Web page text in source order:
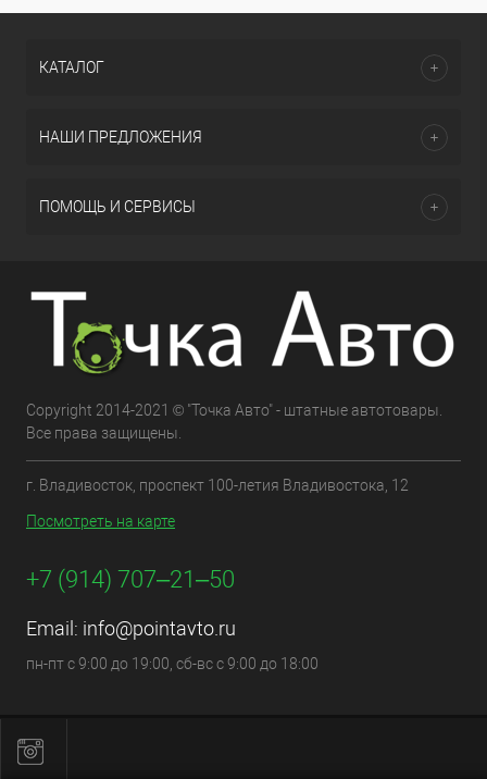
КАТАЛОГ
НАШИ ПРЕДЛОЖЕНИЯ
ПОМОЩЬ И СЕРВИСЫ
Copyright 2014-2021 © "Точка Авто" - штатные автотовары.
Все права защищены.
г. Владивосток, проспект 100-летия Владивостока, 12
Посмотреть на карте
+7 (914) 707‒21‒50
Email: info@pointavto.ru
пн-пт с 9:00 до 19:00, сб-вс с 9:00 до 18:00